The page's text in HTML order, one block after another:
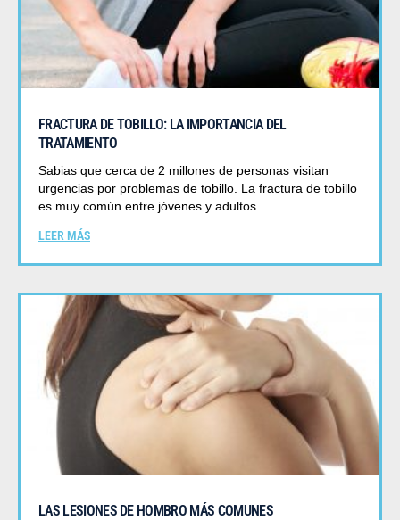
FRACTURA DE TOBILLO: LA IMPORTANCIA DEL
TRATAMIENTO
Sabias que cerca de 2 millones de personas visitan
urgencias por problemas de tobillo. La fractura de tobillo
es muy común entre jóvenes y adultos
LEER MÁS
LAS LESIONES DE HOMBRO MÁS COMUNES